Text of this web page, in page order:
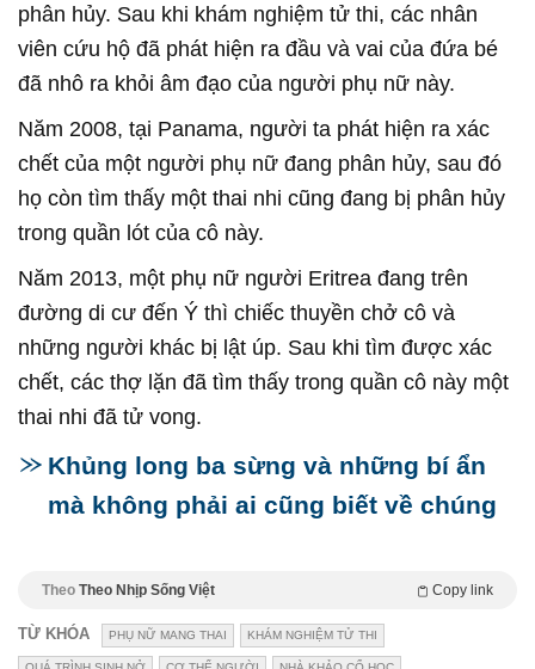
phân hủy. Sau khi khám nghiệm tử thi, các nhân
viên cứu hộ đã phát hiện ra đầu và vai của đứa bé
đã nhô ra khỏi âm đạo của người phụ nữ này.
Năm 2008, tại Panama, người ta phát hiện ra xác
chết của một người phụ nữ đang phân hủy, sau đó
họ còn tìm thấy một thai nhi cũng đang bị phân hủy
trong quần lót của cô này.
Năm 2013, một phụ nữ người Eritrea đang trên
đường di cư đến Ý thì chiếc thuyền chở cô và
những người khác bị lật úp. Sau khi tìm được xác
chết, các thợ lặn đã tìm thấy trong quần cô này một
thai nhi đã tử vong.
Khủng long ba sừng và những bí ẩn
mà không phải ai cũng biết về chúng
Theo Theo Nhịp Sống Việt Copy link
TỪ KHÓA PHỤ NỮ MANG THAI KHÁM NGHIỆM TỬ THI